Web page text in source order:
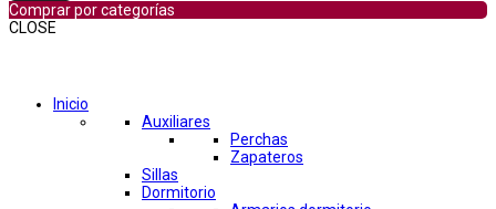
Comprar por categorías
CLOSE
Inicio
Auxiliares
Perchas
Zapateros
Sillas
Dormitorio